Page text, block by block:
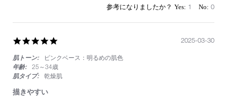
か
1 0
rating
肌トーン:
ピンクベース：明るめの肌色
年齢:
25～34歳
肌タイプ:
乾燥肌
描きやすい
2025-03-30